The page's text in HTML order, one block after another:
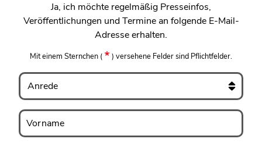
Ja, ich möchte regelmäßig Presseinfos,
Veröffentlichungen und Termine an folgende E-Mail-
Adresse erhalten.
Mit einem Sternchen ( ) versehene Felder sind Pflichtfelder.
Anrede
Vorname
Vorname